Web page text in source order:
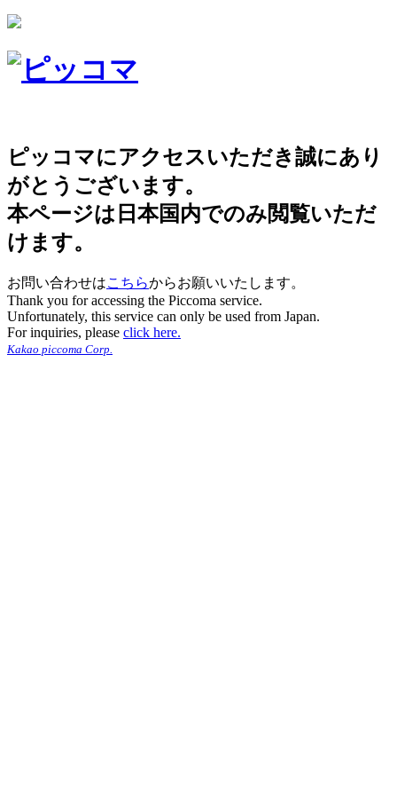
ピッコマにアクセスいただき誠にあり
がとうございます。
本ページは日本国内でのみ閲覧いただ
けます。
お問い合わせはこちらからお願いいたします。
Thank you for accessing the Piccoma service.
Unfortunately, this service can only be used from Japan.
For inquiries, please click here.
Kakao piccoma Corp.